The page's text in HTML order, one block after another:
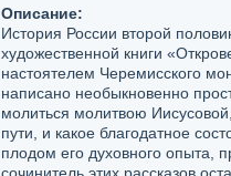
Описание:
История России второй
художественной книги
настоятелем Черемисского
написано необыкновенно
молиться молитвою
пути, и какое благодатное
плодом его духовного опыта,